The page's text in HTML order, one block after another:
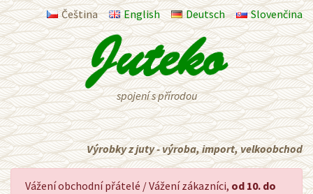
Čeština English Deutsch Slovenčina
spojení s přírodou
Výrobky z juty - výroba, import, velkoobchod
Vážení obchodní přátelé / Vážení zákazníci, od 10. do